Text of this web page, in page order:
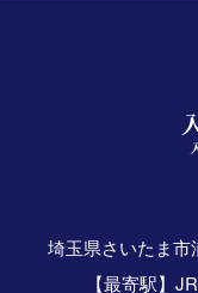
埼玉県さいたま市
【最寄駅】